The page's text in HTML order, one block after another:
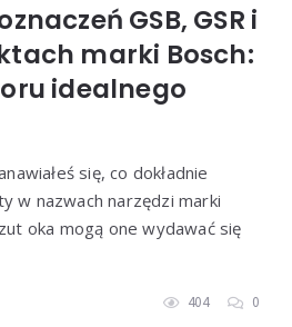
GSB, GSR i
marki Bosch:
idealnego
się, co dokładnie
w nazwach narzędzi marki
oka mogą one wydawać się
404 0